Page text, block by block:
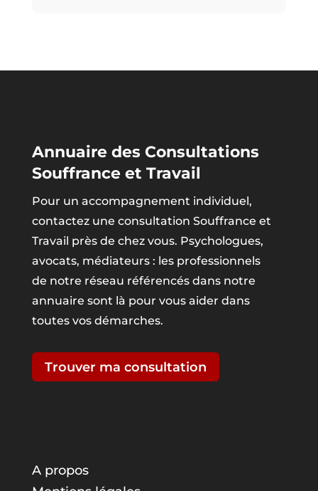
Annuaire des Consultations
Souffrance et Travail
Pour un accompagnement individuel,
contactez une consultation Souffrance et
Travail près de chez vous. Psychologues,
avocats, médiateurs : les professionnels
de notre réseau référencés dans notre
annuaire sont là pour vous aider dans
toutes vos démarches.
Trouver ma consultation
A propos